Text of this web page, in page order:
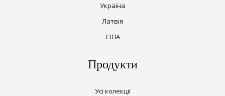
Україна
Латвія
США
Продукти
Усі колекції